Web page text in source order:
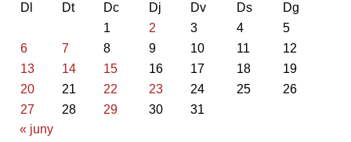
Dl
Dt Dc Dj Dv Ds
Dg
1
2 3 4
5
6
7 8 9 10 11
12
13
14 15 16 17 18
19
20
21 22 23 24 25
26
27
28 29 30
31
« juny